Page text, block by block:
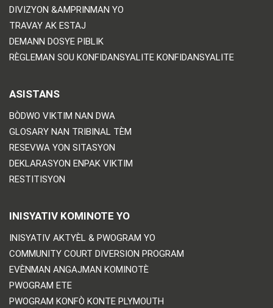
DIVIZYON &AMPRINMAN YO
TRAVAY AK ESTAJ
DEMANN DOSYE PIBLIK
RÈGLEMAN SOU KONFIDANSYALITE KONFIDANSYALITE
ASISTANS
BÒDWO VIKTIM NAN DWA
GLOSARY NAN TRIBINAL TÈM
RESEVWA YON SITASYON
DEKLARASYON ENPAK VIKTIM
RESTITISYON
INISYATIV KOMINOTE YO
INISYATIV AKTYÈL & PWOGRAM YO
COMMUNITY COURT DIVERSION PROGRAM
EVÈNMAN ANGAJMAN KOMINOTÈ
PWOGRAM ETE
PWOGRAM KONFÒ KONTE PLYMOUTH